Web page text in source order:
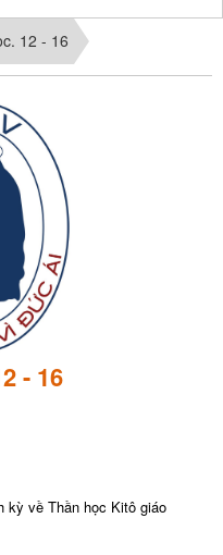
Sách
12 - 16
- 16
kỳ về Thần học Kitô giáo